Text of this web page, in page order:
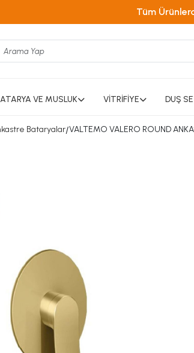
Tüm
VE MUSLUK VİTRİFİYE DUŞ
Bataryalar/VALTEMO VALERO ROUND